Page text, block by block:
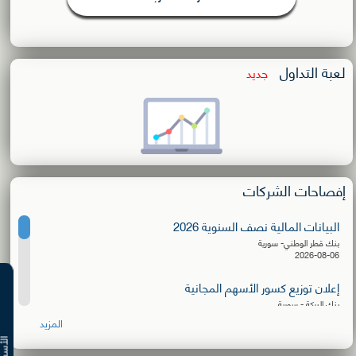
لعبة التداول جديد
إفصاحات الشركات
البيانات المالية نصف السنوية 2026
بنك قطر الوطني- سورية
2026-08-06
إعلان توزيع كسور الأسهم المجانية
بنك البركة - سورية
البيانات المالية نصف السنوية 2026
المزيد